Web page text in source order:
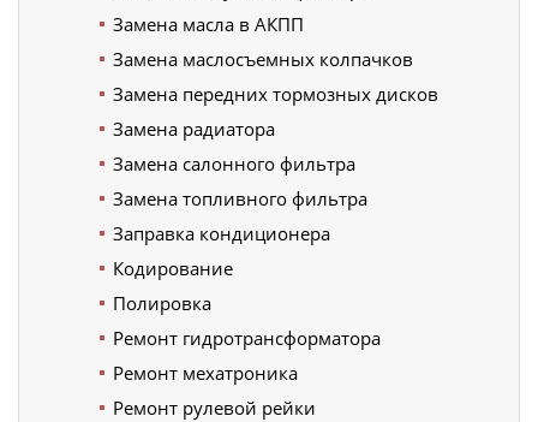
Замена масла в АКПП
Замена маслосъемных колпачков
Замена передних тормозных дисков
Замена радиатора
Замена салонного фильтра
Замена топливного фильтра
Заправка кондиционера
Кодирование
Полировка
Ремонт гидротрансформатора
Ремонт мехатроника
Ремонт рулевой рейки